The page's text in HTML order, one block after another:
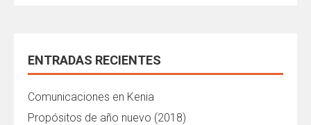
ENTRADAS RECIENTES
Comunicaciones en Kenia
Propósitos de año nuevo (2018)